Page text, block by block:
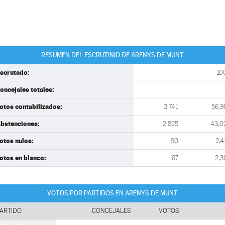
RESUMEN DEL ESCRUTINIO DE ARENYS DE MUNT
totales:
contabilizados: 3.741
2.825
nulos: 90
en blanco: 87
VOTOS POR PARTIDOS EN ARENYS DE MUNT
CONCEJALES VOTOS